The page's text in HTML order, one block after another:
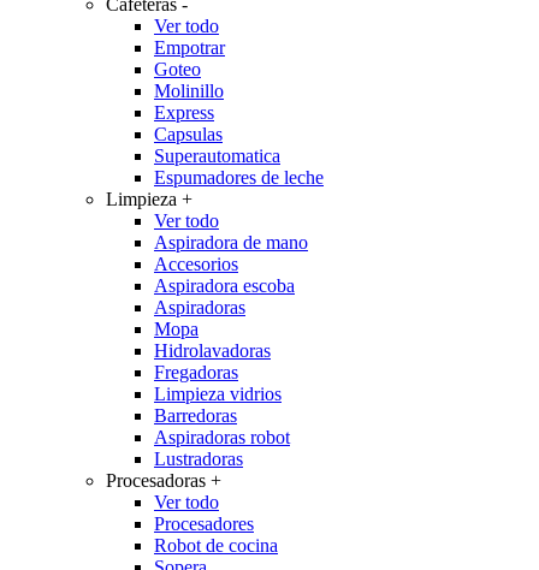
Cafeteras -
Ver todo
Empotrar
Goteo
Molinillo
Express
Capsulas
Superautomatica
Espumadores de leche
Limpieza +
Ver todo
Aspiradora de mano
Accesorios
Aspiradora escoba
Aspiradoras
Mopa
Hidrolavadoras
Fregadoras
Limpieza vidrios
Barredoras
Aspiradoras robot
Lustradoras
Procesadoras +
Ver todo
Procesadores
Robot de cocina